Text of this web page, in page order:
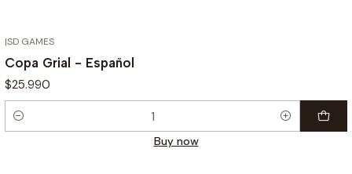
|SD GAMES
Copa Grial - Español
$25.990
Quantity
Buy now